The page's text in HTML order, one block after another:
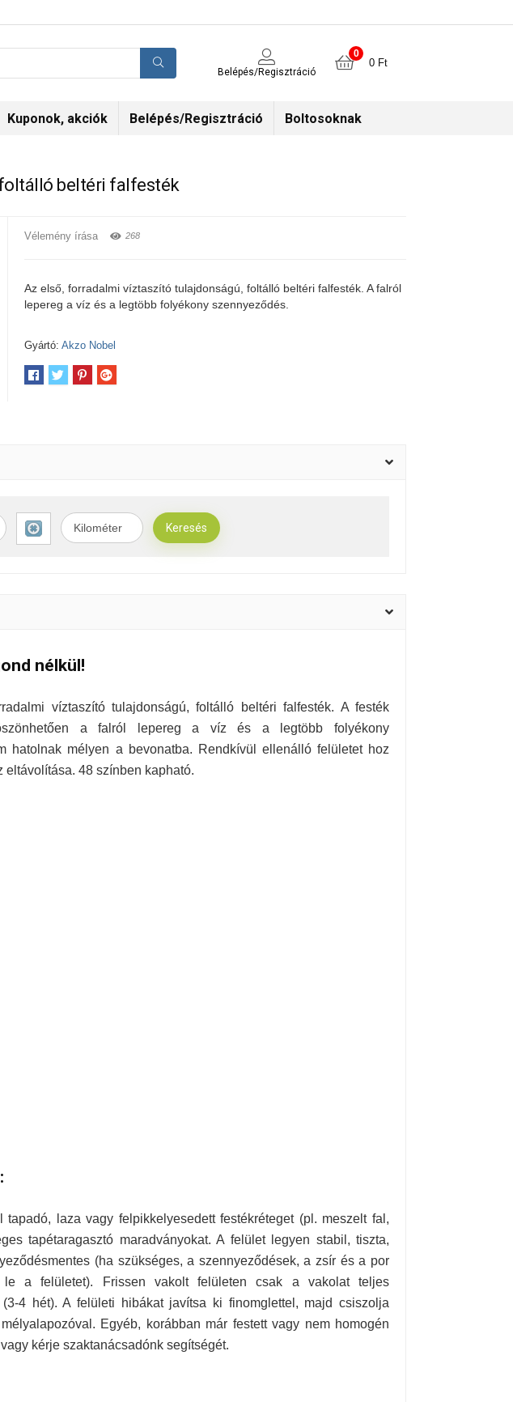
Belépés/Regisztráció
0
0 Ft
Kuponok, akciók Belépés/Regisztráció Boltosoknak
foltálló beltéri falfesték
Vélemény írása 268
Az első, forradalmi víztaszító tulajdonságú, foltálló beltéri falfesték. A falról
lepereg a víz és a legtöbb folyékony szennyeződés.
Gyártó: Akzo Nobel
nélkül!
víztaszító tulajdonságú, foltálló beltéri falfesték. A festék
a falról lepereg a víz és a legtöbb folyékony
hatolnak mélyen a bevonatba. Rendkívül ellenálló felületet hoz
eltávolítása. 48 színben kapható.
laza vagy felpikkelyesedett festékréteget (pl. meszelt fal,
tapétaragasztó maradványokat. A felület legyen stabil, tiszta,
(ha szükséges, a szennyeződések, a zsír és a por
le a felületet). Frissen vakolt felületen csak a vakolat teljes
4 hét). A felületi hibákat javítsa ki finomglettel, majd csiszolja
Egyéb, korábban már festett vagy nem homogén
kérje szaktanácsadónk segítségét.